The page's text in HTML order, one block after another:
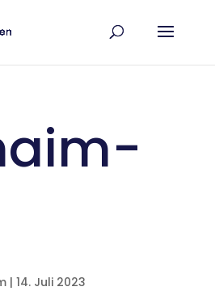
| 14. Juli 2023